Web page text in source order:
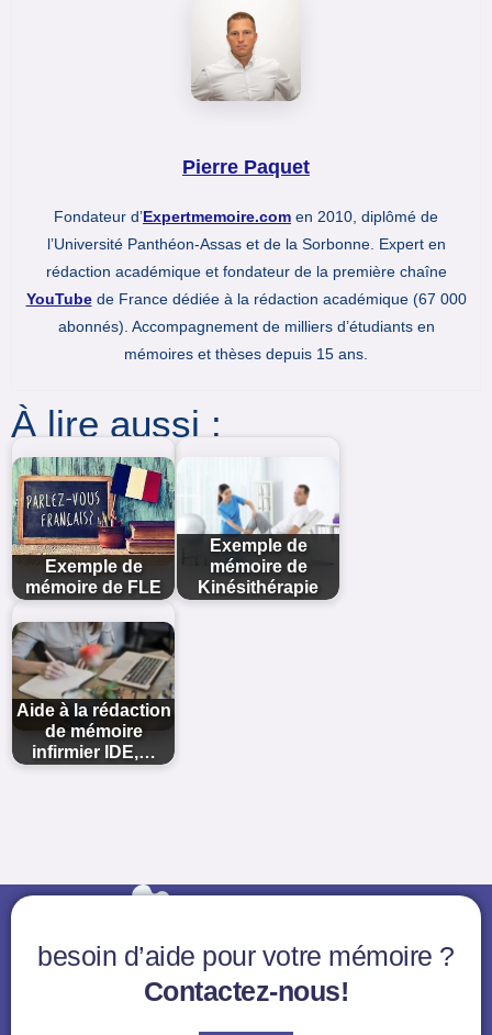
Pierre Paquet
Fondateur d’Expertmemoire.com en 2010, diplômé de
l’Université Panthéon-Assas et de la Sorbonne. Expert en
rédaction académique et fondateur de la première chaîne
YouTubede France dédiée à la rédaction académique (67 000
abonnés). Accompagnement de milliers d’étudiants en
mémoires et thèses depuis 15 ans.
À lire aussi :
Exemple de
mémoire de FLE
Exemple de
mémoire de
Kinésithérapie
Aide à la rédaction
de mémoire
infirmier IDE,…
besoin d’aide pour votre mémoire ?
Contactez-nous!